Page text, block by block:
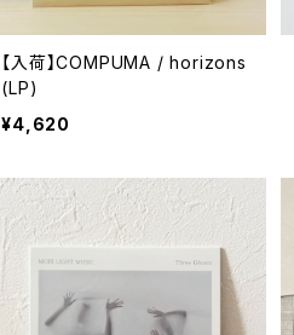
【入荷】COMPUMA / horizons
(LP)
¥4,620